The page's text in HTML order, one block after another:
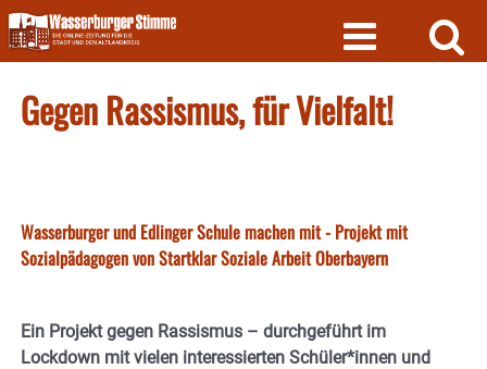
Skip
to
content
Gegen Rassismus, für Vielfalt!
Wasserburger und Edlinger Schule machen mit - Projekt mit
Sozialpädagogen von Startklar Soziale Arbeit Oberbayern
Ein Projekt gegen Rassismus – durchgeführt im
Lockdown mit vielen interessierten Schüler*innen und